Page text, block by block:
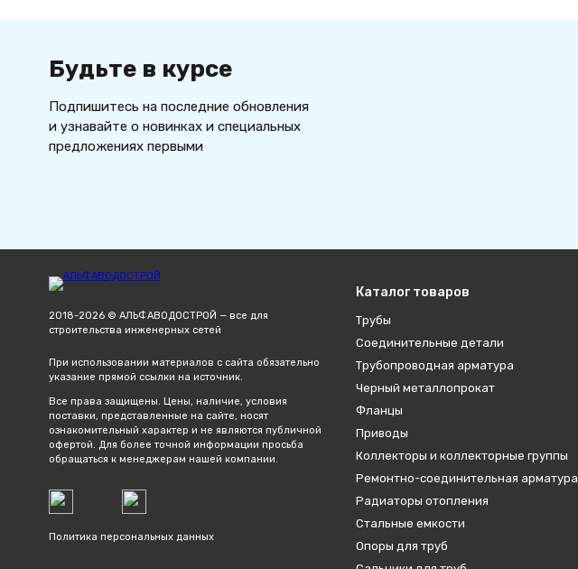
Будьте в курсе
Подпишитесь на последние обновления
и узнавайте о новинках и специальных
предложениях первыми
2018-2026 © АЛЬФАВОДОСТРОЙ — все для
строительства инженерных сетей
При использовании материалов с сайта обязательно
указание прямой ссылки на источник.
Все права защищены. Цены, наличие, условия
поставки, представленные на сайте, носят
ознакомительный характер и не являются публичной
офертой. Для более точной информации просьба
обращаться к менеджерам нашей компании.
Политика персональных данных
Каталог товаров
Трубы
Соединительные детали
Трубопроводная арматура
Черный металлопрокат
Фланцы
Приводы
Коллекторы и коллекторные группы
Ремонтно-соединительная арматура
Радиаторы отопления
Стальные емкости
Опоры для труб